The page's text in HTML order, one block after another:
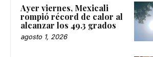
Ayer viernes, Mexicali
rompió récord de calor al
alcanzar los 49.3 grados
agosto 1, 2026